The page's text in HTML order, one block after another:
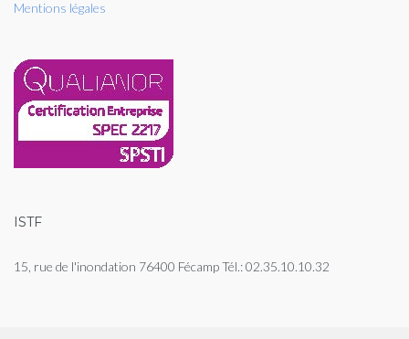
Mentions légales
ISTF
15, rue de l'inondation 76400 Fécamp Tél.: 02.35.10.10.32